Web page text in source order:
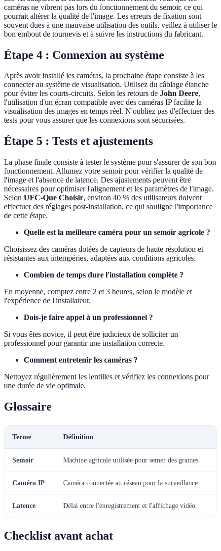
caméras ne vibrent pas lors du fonctionnement du semoir, ce qui
pourrait altérer la qualité de l'image. Les erreurs de fixation sont
souvent dues à une mauvaise utilisation des outils, veillez à utiliser le
bon embout de tournevis et à suivre les instructions du fabricant.
Étape 4 : Connexion au système
Après avoir installé les caméras, la prochaine étape consiste à les
connecter au système de visualisation. Utilisez du câblage étanche
pour éviter les courts-circuits. Selon les retours de John Deere,
l'utilisation d'un écran compatible avec des caméras IP facilite la
visualisation des images en temps réel. N'oubliez pas d'effectuer des
tests pour vous assurer que les connexions sont sécurisées.
Étape 5 : Tests et ajustements
La phase finale consiste à tester le système pour s'assurer de son bon
fonctionnement. Allumez votre semoir pour vérifier la qualité de
l'image et l'absence de latence. Des ajustements peuvent être
nécessaires pour optimiser l'alignement et les paramètres de l'image.
Selon UFC-Que Choisir, environ 40 % des utilisateurs doivent
effectuer des réglages post-installation, ce qui souligne l'importance
de cette étape.
Quelle est la meilleure caméra pour un semoir agricole ?
Choisissez des caméras dotées de capteurs de haute résolution et
résistantes aux intempéries, adaptées aux conditions agricoles.
Combien de temps dure l'installation complète ?
En moyenne, comptez entre 2 et 3 heures, selon le modèle et
l'expérience de l'installateur.
Dois-je faire appel à un professionnel ?
Si vous êtes novice, il peut être judicieux de solliciter un
professionnel pour garantir une installation correcte.
Comment entretenir les caméras ?
Nettoyez régulièrement les lentilles et vérifiez les connexions pour
une durée de vie optimale.
Glossaire
Terme Définition
Semoir Machine agricole utilisée pour semer des graines.
Caméra IP Caméra connectée au réseau pour la surveillance.
Latence Délai entre l'enregistrement et l'affichage vidéo.
Checklist avant achat